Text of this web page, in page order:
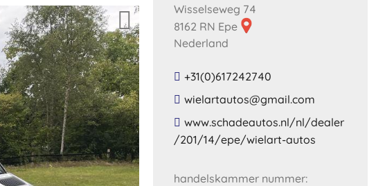
Wisselseweg 74
8162 RN Epe
Nederland
+31(0)617242740
​wielartautos​@​gmail​.​com​
​www​.​schadeautos​.​nl​/​nl​/​dealer​
/​201​/​14​/​epe​/​wielart​-​autos​
handelskammer nummer: